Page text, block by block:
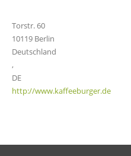
Torstr. 60
10119 Berlin
Deutschland
,
DE
http://www.kaffeeburger.de